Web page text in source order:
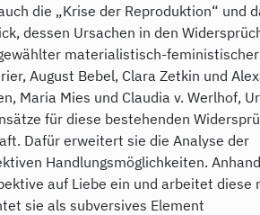
die „Krise der Reproduktion“ und
dessen Ursachen in den
materialistisch-feministischer
August Bebel, Clara Zetkin und
Maria Mies und Claudia v. Werlhof,
für diese bestehenden
Dafür erweitert sie die Analyse der
Handlungsmöglichkeiten.
auf Liebe ein und arbeitet diese
sie als subversives Element